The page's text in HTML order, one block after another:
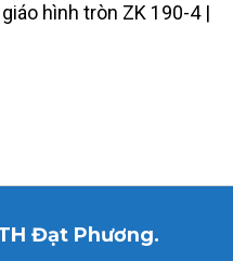
hình tròn ZK 190-4 |
Đạt Phương.